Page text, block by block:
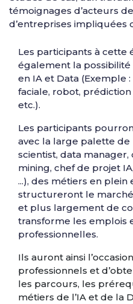
témoignages d’acteurs de
d’entreprises impliquées
Les participants à cette
également la
en IA et Data (Exemple
faciale, robot,
etc.).
Les participants
avec la large palette de
scientist, data
mining, chef de projet
...), des métiers en plein
structureront le
et plus largement de
transforme les emplois
professionnelles.
Ils auront ainsi
professionnels et
les parcours, les
métiers de l’IA et de la